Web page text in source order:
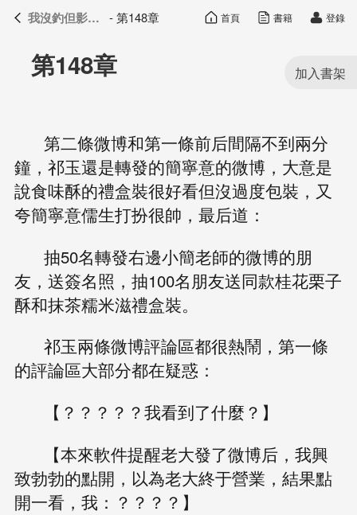
我沒釣但影帝真香了 目錄
第148章
第二條微博和第一條前后間隔不到兩分
鐘，祁玉還是轉發的簡寧意的微博，大意是
說食味酥的禮盒裝很好看但沒過度包裝，又
夸簡寧意儒生打扮很帥，最后道：
抽50名轉發右邊小簡老師的微博的朋
友，送簽名照，抽100名朋友送同款桂花栗子
酥和抹茶糯米滋禮盒裝。
祁玉兩條微博評論區都很熱鬧，第一條
的評論區大部分都在疑惑：
【？？？？？我看到了什麼？】
【本來軟件提醒老大發了微博后，我興
致勃勃的點開，以為老大終于營業，結果點
開一看，我：？？？？】
我沒釣但影帝真香了 - 第148章 首頁 書籍 登錄